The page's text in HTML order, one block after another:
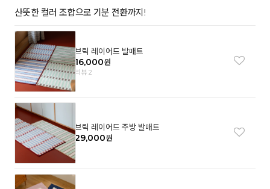
산뜻한 컬러 조합으로 기분 전환까지!
브릭 레이어드 발매트
16,000원
리뷰 2
브릭 레이어드 주방 발매트
29,000원